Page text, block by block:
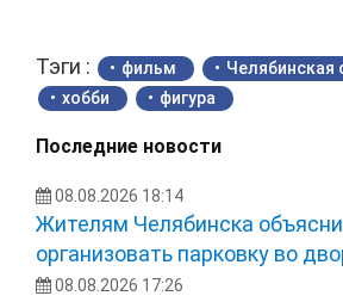
Тэги : фильм
Челябинская
хобби
фигура
Последние новости
08.08.2026 18:14
Жителям Челябинска
организовать парковку во
08.08.2026 17:26